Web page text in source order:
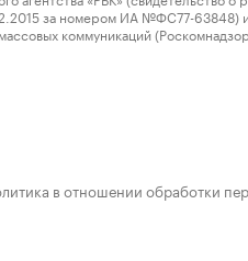
за номером ИА №ФС77-63848)
коммуникаций
в отношении обработки